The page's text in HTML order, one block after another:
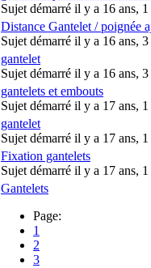
Sujet démarré il y a 16 ans,
Distance Gantelet / poignée
Sujet démarré il y a 16 ans,
gantelet
Sujet démarré il y a 16 ans,
gantelets et embouts
Sujet démarré il y a 17 ans,
gantelet
Sujet démarré il y a 17 ans,
Fixation gantelets
Sujet démarré il y a 17 ans,
Gantelets
Page:
1
2
3